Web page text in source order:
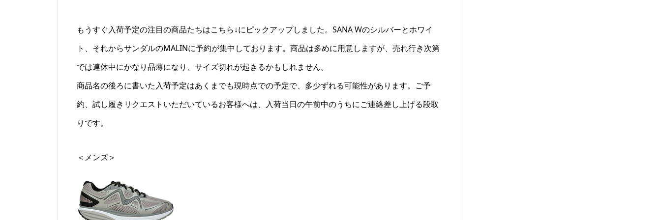
もうすぐ入荷予定の注目の商品たちはこちら↓にピックアップしました。SANA Wのシルバーとホワイ
ト、それからサンダルのMALINに予約が集中しております。商品は多めに用意しますが、売れ行き次第
では連休中にかなり品薄になり、サイズ切れが起きるかもしれません。
商品名の後ろに書いた入荷予定はあくまでも現時点での予定で、多少ずれる可能性があります。ご予
約、試し履きリクエストいただいているお客様へは、入荷当日の午前中のうちにご連絡差し上げる段取
りです。
＜メンズ＞